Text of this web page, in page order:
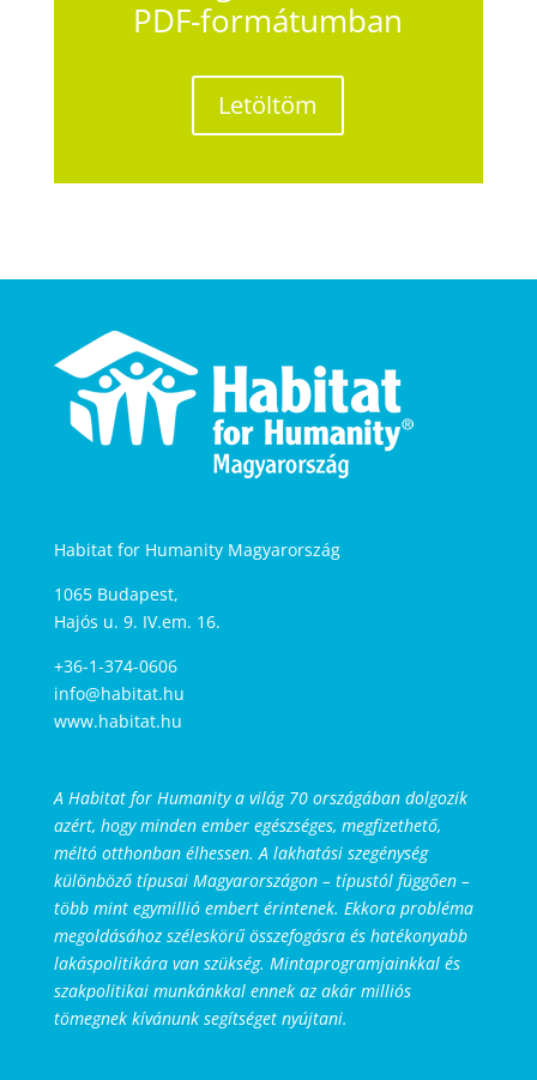
PDF-formátumban
Letöltöm
Habitat for Humanity Magyarország
1065 Budapest,
Hajós u. 9. IV.em. 16.
+36-1-374-0606
info@habitat.hu
www.habitat.hu
A Habitat for Humanity a világ 70 országában dolgozik
azért, hogy minden ember egészséges, megfizethető,
méltó otthonban élhessen. A lakhatási szegénység
különböző típusai Magyarországon – típustól függően –
több mint egymillió embert érintenek. Ekkora probléma
megoldásához széleskörű összefogásra és hatékonyabb
lakáspolitikára van szükség. Mintaprogramjainkkal és
szakpolitikai munkánkkal ennek az akár milliós
tömegnek kívánunk segítséget nyújtani.